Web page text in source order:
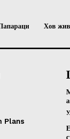
Хов жив
Plans